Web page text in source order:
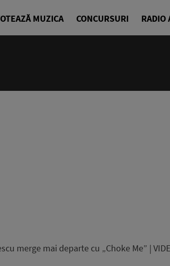
MUZICA CONCURSURI RADIO
merge mai departe cu „Choke Me” |